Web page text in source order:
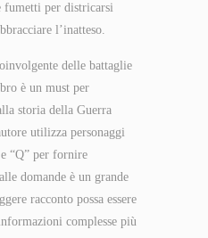
fumetti per districarsi
l’inatteso.
delle battaglie
è un must per
storia della Guerra
utilizza personaggi
“Q” per fornire
domande è un grande
racconto possa essere
complesse più